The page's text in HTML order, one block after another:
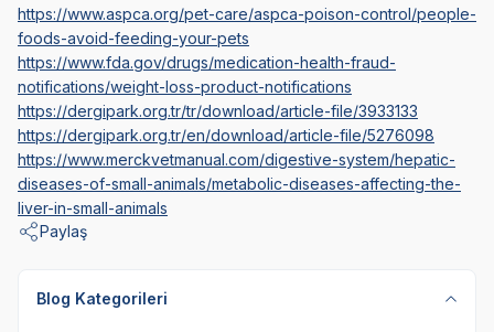
https://www.aspca.org/pet-care/aspca-poison-control/people-
foods-avoid-feeding-your-pets
https://www.fda.gov/drugs/medication-health-fraud-
notifications/weight-loss-product-notifications
https://dergipark.org.tr/tr/download/article-file/3933133
https://dergipark.org.tr/en/download/article-file/5276098
https://www.merckvetmanual.com/digestive-system/hepatic-
diseases-of-small-animals/metabolic-diseases-affecting-the-
liver-in-small-animals
Paylaş
Blog Kategorileri